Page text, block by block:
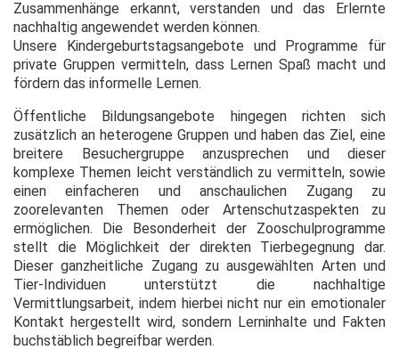
Zusammen­hänge erkannt, verstanden und das Erlernte
nachhaltig angewendet werden können.
Unsere Kindergeburtstagsangebote und Programme für
private Gruppen vermitteln, dass Lernen Spaß macht und
fördern das informelle Lernen.
Öffentliche Bildungsangebote hingegen richten sich
zusätzlich an heterogene Gruppen und haben das Ziel, eine
breitere Besuchergruppe anzusprechen und dieser
komplexe Themen leicht verständlich zu vermitteln, sowie
einen einfacheren und anschaulichen Zugang zu
zoorelevanten Themen oder Artenschutzaspekten zu
ermöglichen. Die Besonderheit der Zooschulprogramme
stellt die Möglichkeit der direkten Tier­begegnung dar.
Dieser ganzheitliche Zugang zu ausgewählten Arten und
Tier-Individuen unterstützt die nachhaltige
Vermittlungsarbeit, indem hierbei nicht nur ein emotionaler
Kontakt hergestellt wird, sondern Lerninhalte und Fakten
buchstäblich begreifbar werden.